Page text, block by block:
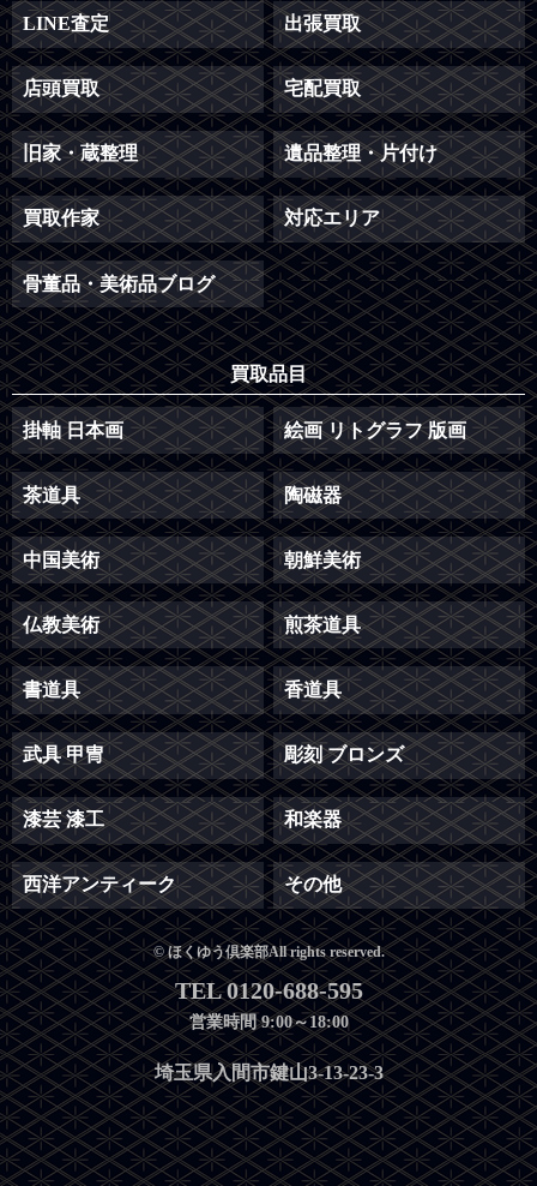
LINE査定 出張買取
店頭買取 宅配買取
旧家・蔵整理 遺品整理・片付け
買取作家 対応エリア
骨董品・美術品ブログ
買取品目
掛軸 日本画 絵画 リトグラフ 版画
茶道具 陶磁器
中国美術 朝鮮美術
仏教美術 煎茶道具
書道具 香道具
武具 甲冑 彫刻 ブロンズ
漆芸 漆工 和楽器
西洋アンティーク その他
© ほくゆう倶楽部All rights reserved.
TEL 0120-688-595
営業時間 9:00～18:00
埼玉県入間市鍵山3-13-23-3